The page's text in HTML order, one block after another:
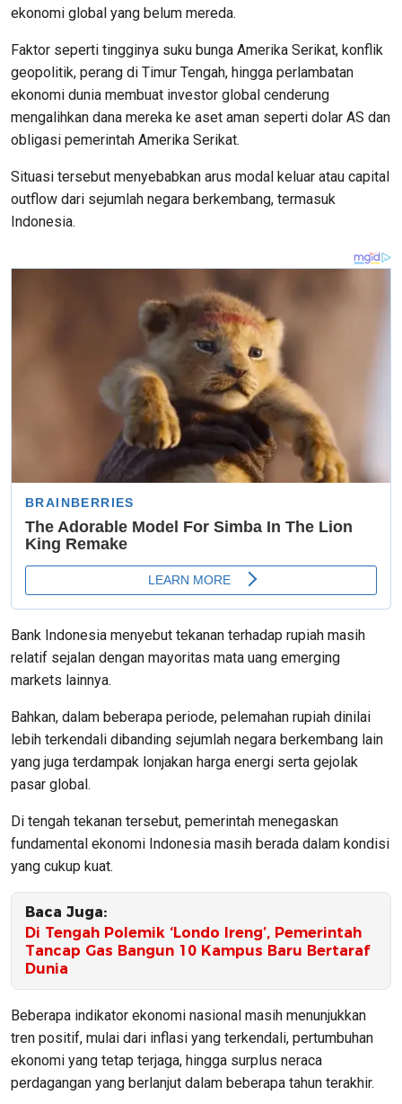
ekonomi global yang belum mereda.
Faktor seperti tingginya suku bunga Amerika Serikat, konflik
geopolitik, perang di Timur Tengah, hingga perlambatan
ekonomi dunia membuat investor global cenderung
mengalihkan dana mereka ke aset aman seperti dolar AS dan
obligasi pemerintah Amerika Serikat.
Situasi tersebut menyebabkan arus modal keluar atau capital
outflow dari sejumlah negara berkembang, termasuk
Indonesia.
Bank Indonesia menyebut tekanan terhadap rupiah masih
relatif sejalan dengan mayoritas mata uang emerging
markets lainnya.
Bahkan, dalam beberapa periode, pelemahan rupiah dinilai
lebih terkendali dibanding sejumlah negara berkembang lain
yang juga terdampak lonjakan harga energi serta gejolak
pasar global.
Di tengah tekanan tersebut, pemerintah menegaskan
fundamental ekonomi Indonesia masih berada dalam kondisi
yang cukup kuat.
Baca Juga:
Di Tengah Polemik ‘Londo Ireng’, Pemerintah
Tancap Gas Bangun 10 Kampus Baru Bertaraf
Dunia
Beberapa indikator ekonomi nasional masih menunjukkan
tren positif, mulai dari inflasi yang terkendali, pertumbuhan
ekonomi yang tetap terjaga, hingga surplus neraca
perdagangan yang berlanjut dalam beberapa tahun terakhir.